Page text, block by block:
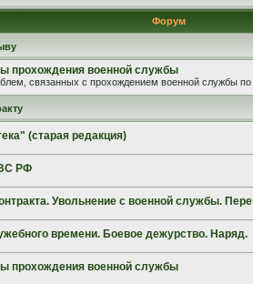
Форум
прохождения военной службы
связанных с прохождением военной службы по
(старая редакция)
РФ
Увольнение с военной службы.
времени. Боевое дежурство. Наряд.
прохождения военной службы